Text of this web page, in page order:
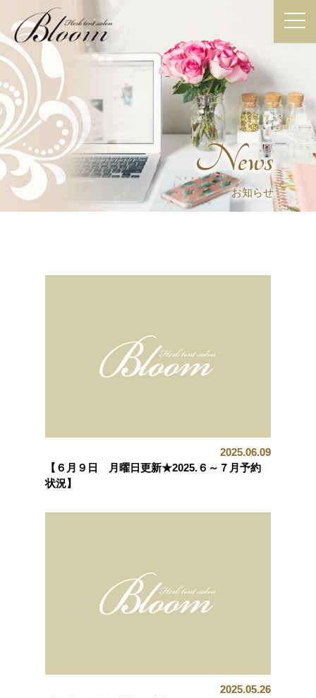
News
お知らせ
2025.06.09
【６月９日 月曜日更新★2025.６～７月予約
状況】
2025.05.26